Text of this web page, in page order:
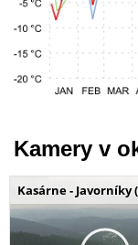
Kamery v
Kasárne - Javorníky